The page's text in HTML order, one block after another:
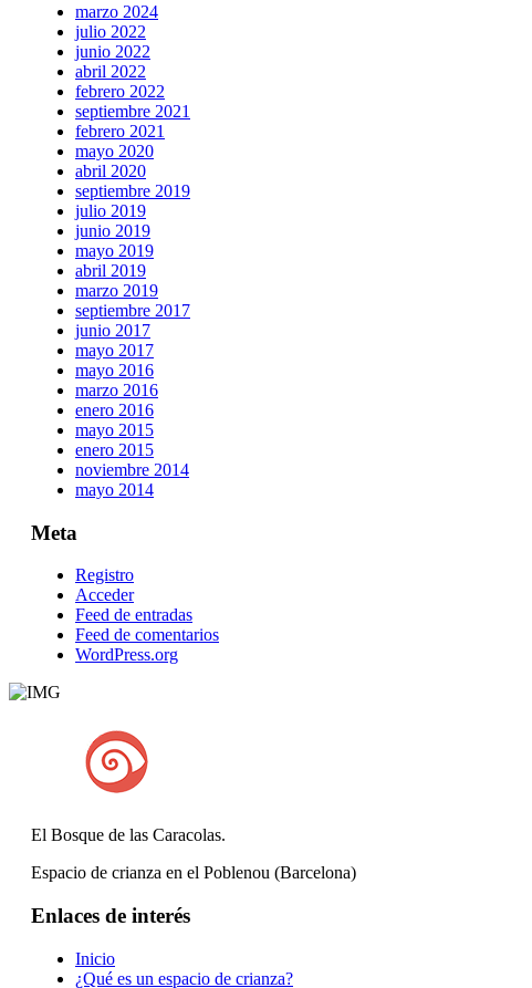
marzo 2024
julio 2022
junio 2022
abril 2022
febrero 2022
septiembre 2021
febrero 2021
mayo 2020
abril 2020
septiembre 2019
julio 2019
junio 2019
mayo 2019
abril 2019
marzo 2019
septiembre 2017
junio 2017
mayo 2017
mayo 2016
marzo 2016
enero 2016
mayo 2015
enero 2015
noviembre 2014
mayo 2014
Meta
Registro
Acceder
Feed de entradas
Feed de comentarios
WordPress.org
El Bosque de las Caracolas.
Espacio de crianza en el Poblenou (Barcelona)
Enlaces de interés
Inicio
¿Qué es un espacio de crianza?